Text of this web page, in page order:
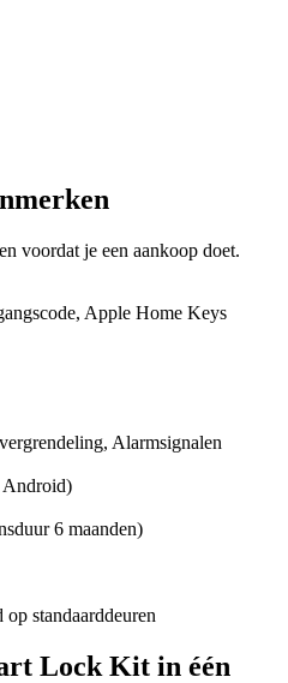
voordat je een aankoop doet.
Apple Home Keys
Alarmsignalen
Android)
6 maanden)
op standaarddeuren
Lock Kit in één